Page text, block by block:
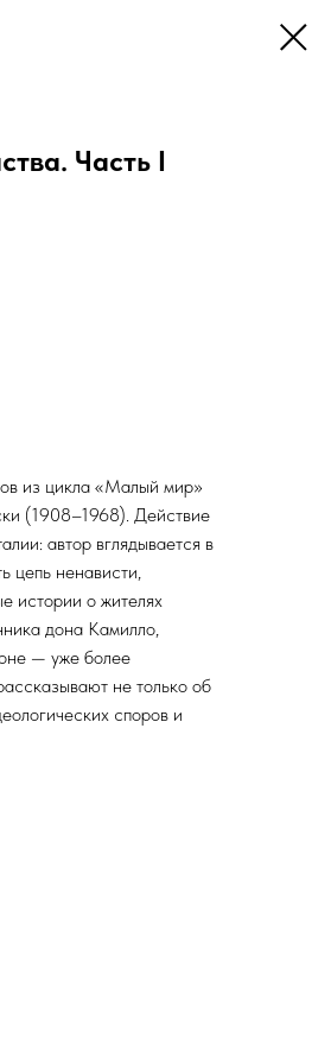
Часть I
из цикла «Малый мир»
(1908–1968). Действие
автор вглядывается в
цепь ненависти,
истории о жителях
дона Камилло,
— уже более
не только об
споров и